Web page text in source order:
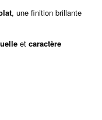
, une finition brillante
et caractère